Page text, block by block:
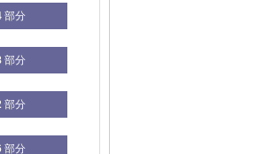
部分
部分
部分
部分